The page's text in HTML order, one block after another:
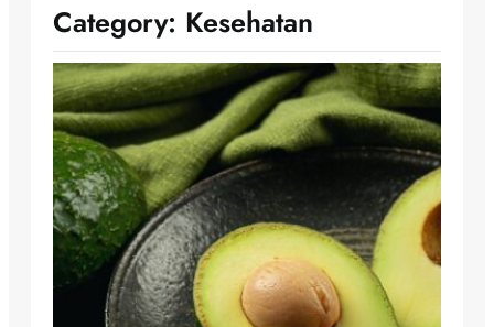
Category: Kesehatan